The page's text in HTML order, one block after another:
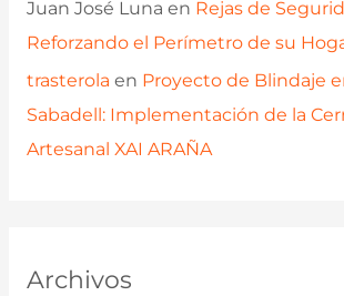
Juan José Luna en Rejas de
Reforzando el Perímetro de su
trasterola en Proyecto de Blindaje
Sabadell: Implementación de la
Artesanal XAI ARAÑA
Archivos